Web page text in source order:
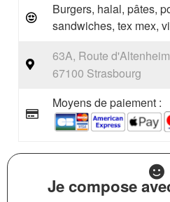
Burgers, halal, pâtes,
sandwiches, tex mex,
63A, Route
67100 Strasbourg
Moyens de paiement :
Je compose